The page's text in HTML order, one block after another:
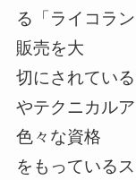
る「ライコラ
販売を大
切にされてい
やテクニカル
色々な資格
をもっている